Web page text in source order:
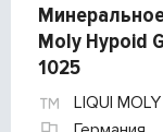
Moly Hypoid
1025
LIQUI MOLY